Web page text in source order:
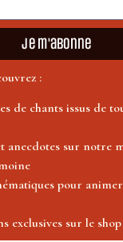
Je m'abonne
:
de chants issus de
anecdotes sur notre
pour
exclusives sur le